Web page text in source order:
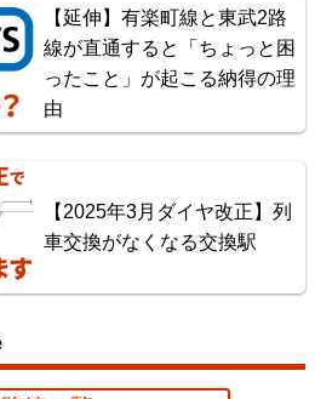
道配線略図 増補版
BOOTH
【延伸】有楽町線と東武2路
線が直通すると「ちょっと困
ったこと」が起こる納得の理
由
【2025年3月ダイヤ改正】列
車交換がなくなる交換駅